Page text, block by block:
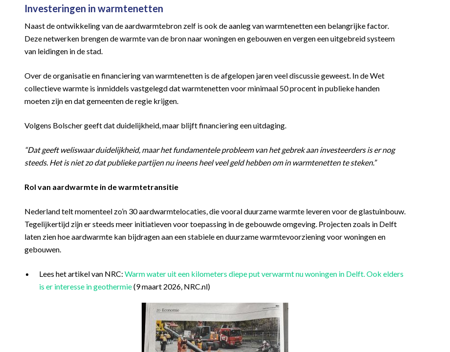
Investeringen in warmtenetten
Naast de ontwikkeling van de aardwarmtebron zelf is ook de aanleg van warmtenetten een belangrijke factor.
Deze netwerken brengen de warmte van de bron naar woningen en gebouwen en vergen een uitgebreid systeem
van leidingen in de stad.
Over de organisatie en financiering van warmtenetten is de afgelopen jaren veel discussie geweest. In de Wet
collectieve warmte is inmiddels vastgelegd dat warmtenetten voor minimaal 50 procent in publieke handen
moeten zijn en dat gemeenten de regie krijgen.
Volgens Bolscher geeft dat duidelijkheid, maar blijft financiering een uitdaging.
“Dat geeft weliswaar duidelijkheid, maar het fundamentele probleem van het gebrek aan investeerders is er nog
steeds. Het is niet zo dat publieke partijen nu ineens heel veel geld hebben om in warmtenetten te steken.”
Rol van aardwarmte in de warmtetransitie
Nederland telt momenteel zo’n 30 aardwarmtelocaties, die vooral duurzame warmte leveren voor de glastuinbouw.
Tegelijkertijd zijn er steeds meer initiatieven voor toepassing in de gebouwde omgeving. Projecten zoals in Delft
laten zien hoe aardwarmte kan bijdragen aan een stabiele en duurzame warmtevoorziening voor woningen en
gebouwen.
Lees het artikel van NRC: Warm water uit een kilometers diepe put verwarmt nu woningen in Delft. Ook elders
is er interesse in geothermie(9 maart 2026, NRC.nl)